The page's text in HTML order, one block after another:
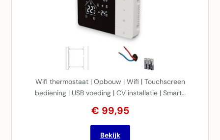
Wifi thermostaat | Opbouw | Wifi | Touchscreen
bediening | USB voeding | CV installatie | Smart…
€ 99,95
Bekijk